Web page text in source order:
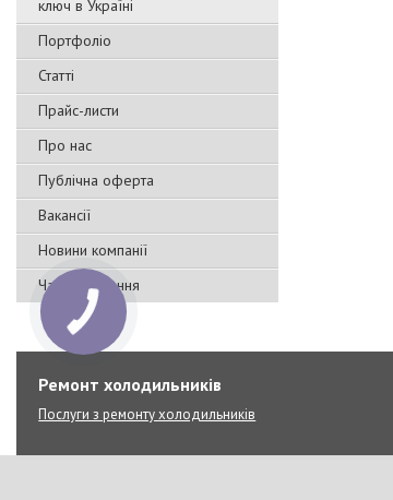
ключ в Україні
Портфоліо
Статті
Прайс-листи
Про нас
Публічна оферта
Вакансії
Новини компанії
Часті запитання
Ремонт холодильників
Послуги з ремонту холодильників